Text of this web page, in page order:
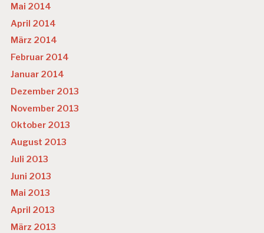
Mai 2014
April 2014
März 2014
Februar 2014
Januar 2014
Dezember 2013
November 2013
Oktober 2013
August 2013
Juli 2013
Juni 2013
Mai 2013
April 2013
März 2013